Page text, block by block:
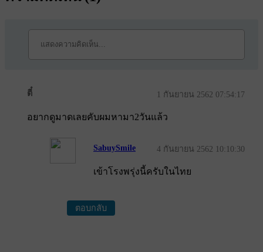
ตี๋ 1 กันยายน 2562 07:54:17
อยากดูมาดเลยคับผมหามา2วันแล้ว
SabuySmile 4 กันยายน 2562 10:10:30
เข้าโรงพรุ่งนี้ครับในไทย
ตอบกลับ